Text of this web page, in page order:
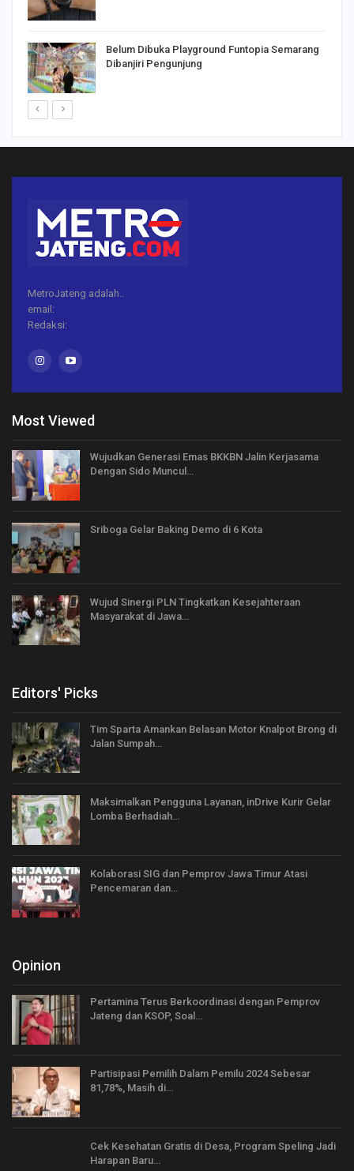
Belum Dibuka Playground Funtopia Semarang
Dibanjiri Pengunjung
MetroJateng adalah..
email:
Redaksi:
Most Viewed
Wujudkan Generasi Emas BKKBN Jalin Kerjasama
Dengan Sido Muncul…
Sriboga Gelar Baking Demo di 6 Kota
Wujud Sinergi PLN Tingkatkan Kesejahteraan
Masyarakat di Jawa…
Editors' Picks
Tim Sparta Amankan Belasan Motor Knalpot Brong di
Jalan Sumpah…
Maksimalkan Pengguna Layanan, inDrive Kurir Gelar
Lomba Berhadiah…
Kolaborasi SIG dan Pemprov Jawa Timur Atasi
Pencemaran dan…
Opinion
Pertamina Terus Berkoordinasi dengan Pemprov
Jateng dan KSOP, Soal…
Partisipasi Pemilih Dalam Pemilu 2024 Sebesar
81,78%, Masih di…
Cek Kesehatan Gratis di Desa, Program Speling Jadi
Harapan Baru…